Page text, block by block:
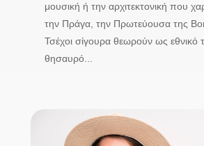
μουσική ή την αρχιτεκτονική που
την Πράγα, την Πρωτεύουσα της
Τσέχοι σίγουρα θεωρούν ως εθνικό
θησαυρό...